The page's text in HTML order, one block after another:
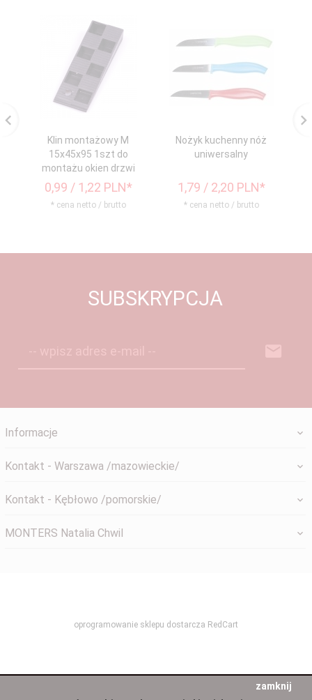
Klin montażowy M
15x45x95 1szt do
montażu okien drzwi
0,99 / 1,22 PLN*
* cena netto / brutto
Nożyk kuchenny nóż
uniwersalny
1,79 / 2,20 PLN*
* cena netto / brutto
SUBSKRYPCJA
Informacje
Kontakt - Warszawa /mazowieckie/
Kontakt - Kębłowo /pomorskie/
MONTERS Natalia Chwil
oprogramowanie sklepu dostarcza RedCart
zamknij